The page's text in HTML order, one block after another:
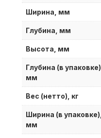
Ширина, мм
Глубина, мм
Высота, мм
Глубина (в упаковке),
мм
Вес (нетто), кг
Ширина (в упаковке),
мм